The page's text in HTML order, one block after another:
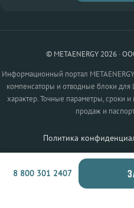
© METAENERGY 2026 ·
Информационный портал
компенсаторы и отводные блоки
характер. Точные параметры, сроки
продаж и
Политика
8 800 301 2407